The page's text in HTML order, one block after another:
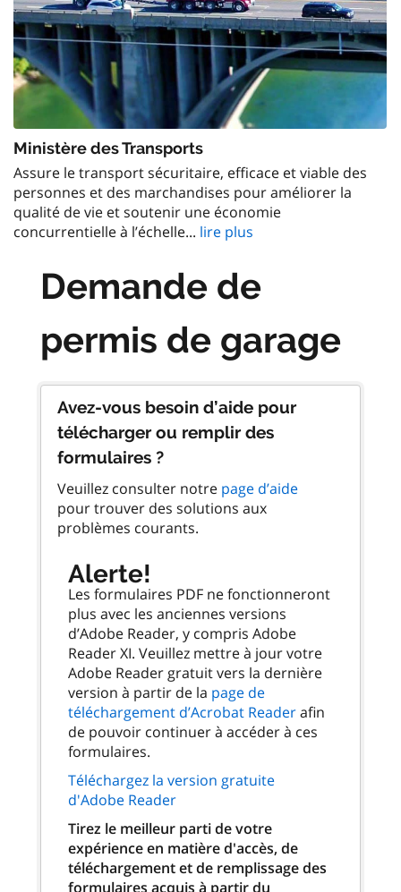
Ministère des Transports
Assure le transport sécuritaire, efficace et viable des
personnes et des marchandises pour améliorer la
qualité de vie et soutenir une économie
concurrentielle à l’échelle... lire plus
Demande de
permis de garage
Avez-vous besoin d’aide pour
télécharger ou remplir des
formulaires ?
Veuillez consulter notre page d’aide
pour trouver des solutions aux
problèmes courants.
Alerte!
Les formulaires PDF ne fonctionneront
plus avec les anciennes versions
d’Adobe Reader, y compris Adobe
Reader XI. Veuillez mettre à jour votre
Adobe Reader gratuit vers la dernière
version à partir de la page de
téléchargement d’Acrobat Readerafin
de pouvoir continuer à accéder à ces
formulaires.
Téléchargez la version gratuite
d'Adobe Reader
Tirez le meilleur parti de votre
expérience en matière d'accès, de
téléchargement et de remplissage des
formulaires acquis à partir du